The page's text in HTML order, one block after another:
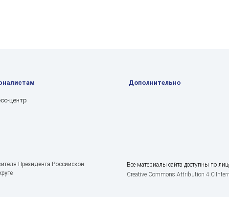
центр
Дополнительно
Президента Российской
Все материалы сайта доступны по
Creative Commons Attribution 4.0